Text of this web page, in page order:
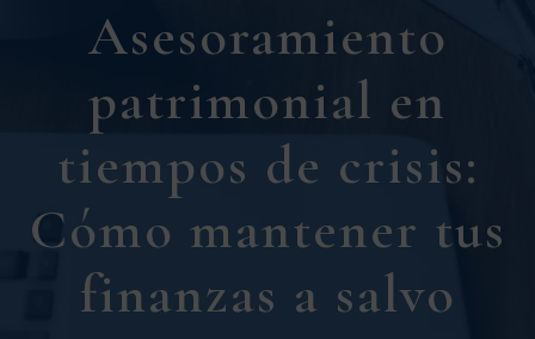
Asesoramiento
patrimonial en
tiempos de crisis:
Cómo mantener tus
finanzas a salvo